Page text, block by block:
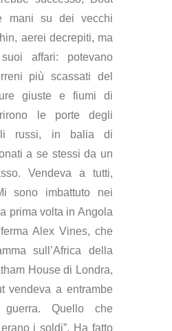
mani su dei vecchi
aerei decrepiti, ma
affari: potevano
più scassati del
giuste e fiumi di
le porte degli
russi, in balia di
a se stessi da un
Vendeva a tutti,
sono imbattuto nei
prima volta in Angola
Alex Vines, che
sull’Africa della
House di Londra,
vendeva a entrambe
Quello che
i soldi”. Ha fatto